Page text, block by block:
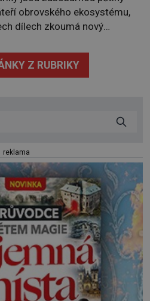
obrovského ekosystému,
dílech zkoumá nový
Nature v pondělí 5.
jezero, Michiganské
Z RUBRIKY
reklama